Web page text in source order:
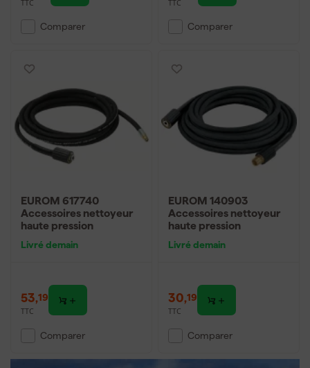
TTC
Comparer
TTC
Comparer
EUROM 617740
Accessoires nettoyeur
haute pression
Livré demain
53,19
TTC
Comparer
EUROM 140903
Accessoires nettoyeur
haute pression
Livré demain
30,19
TTC
Comparer